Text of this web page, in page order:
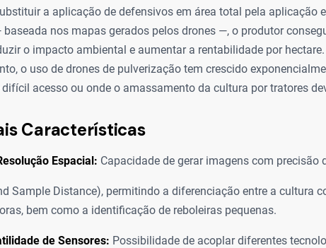
a aplicação de defensivos em área total pela aplicação
nos mapas gerados pelos drones —, o produtor
o impacto ambiental e aumentar a rentabilidade por
o uso de drones de pulverização tem crescido
difícil acesso ou onde o amassamento da cultura por tratores
Características
Espacial: Capacidade de gerar imagens com precisão
Sample Distance), permitindo a diferenciação entre a cultura
bem como a identificação de reboleiras pequenas.
de Sensores: Possibilidade de acoplar diferentes